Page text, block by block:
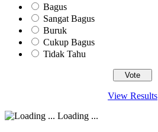
Bagus
Sangat Bagus
Buruk
Cukup Bagus
Tidak Tahu
View Results
Loading ...